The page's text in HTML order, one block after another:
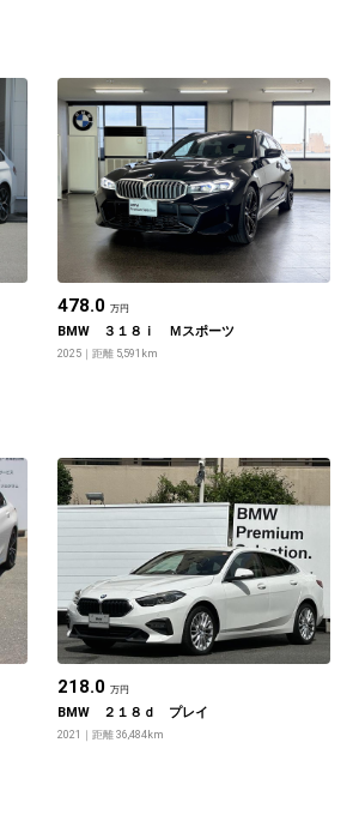
478.0 万円
BMW ３１８ｉ Ｍスポーツ
2025 距離 5,591km
218.0 万円
BMW ２１８ｄ プレイ
2021 距離 36,484km